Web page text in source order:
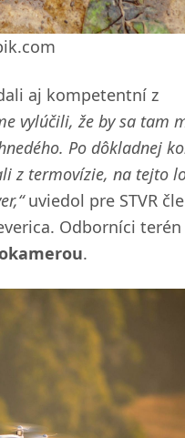
aj kompetentní z
vylúčili, že by sa tam
Po dôkladnej
z termovízie, na tejto
uviedol pre STVR
Odborníci terén
.